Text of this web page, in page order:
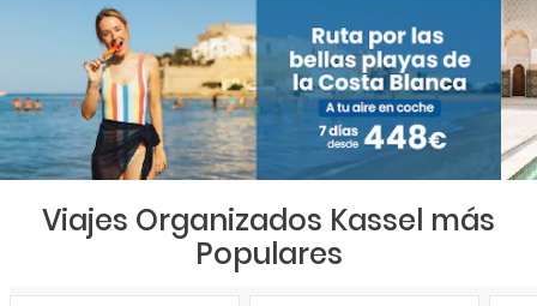
Viajes Organizados Kassel más
Populares